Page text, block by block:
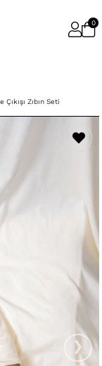
0
Zıbın Seti
›